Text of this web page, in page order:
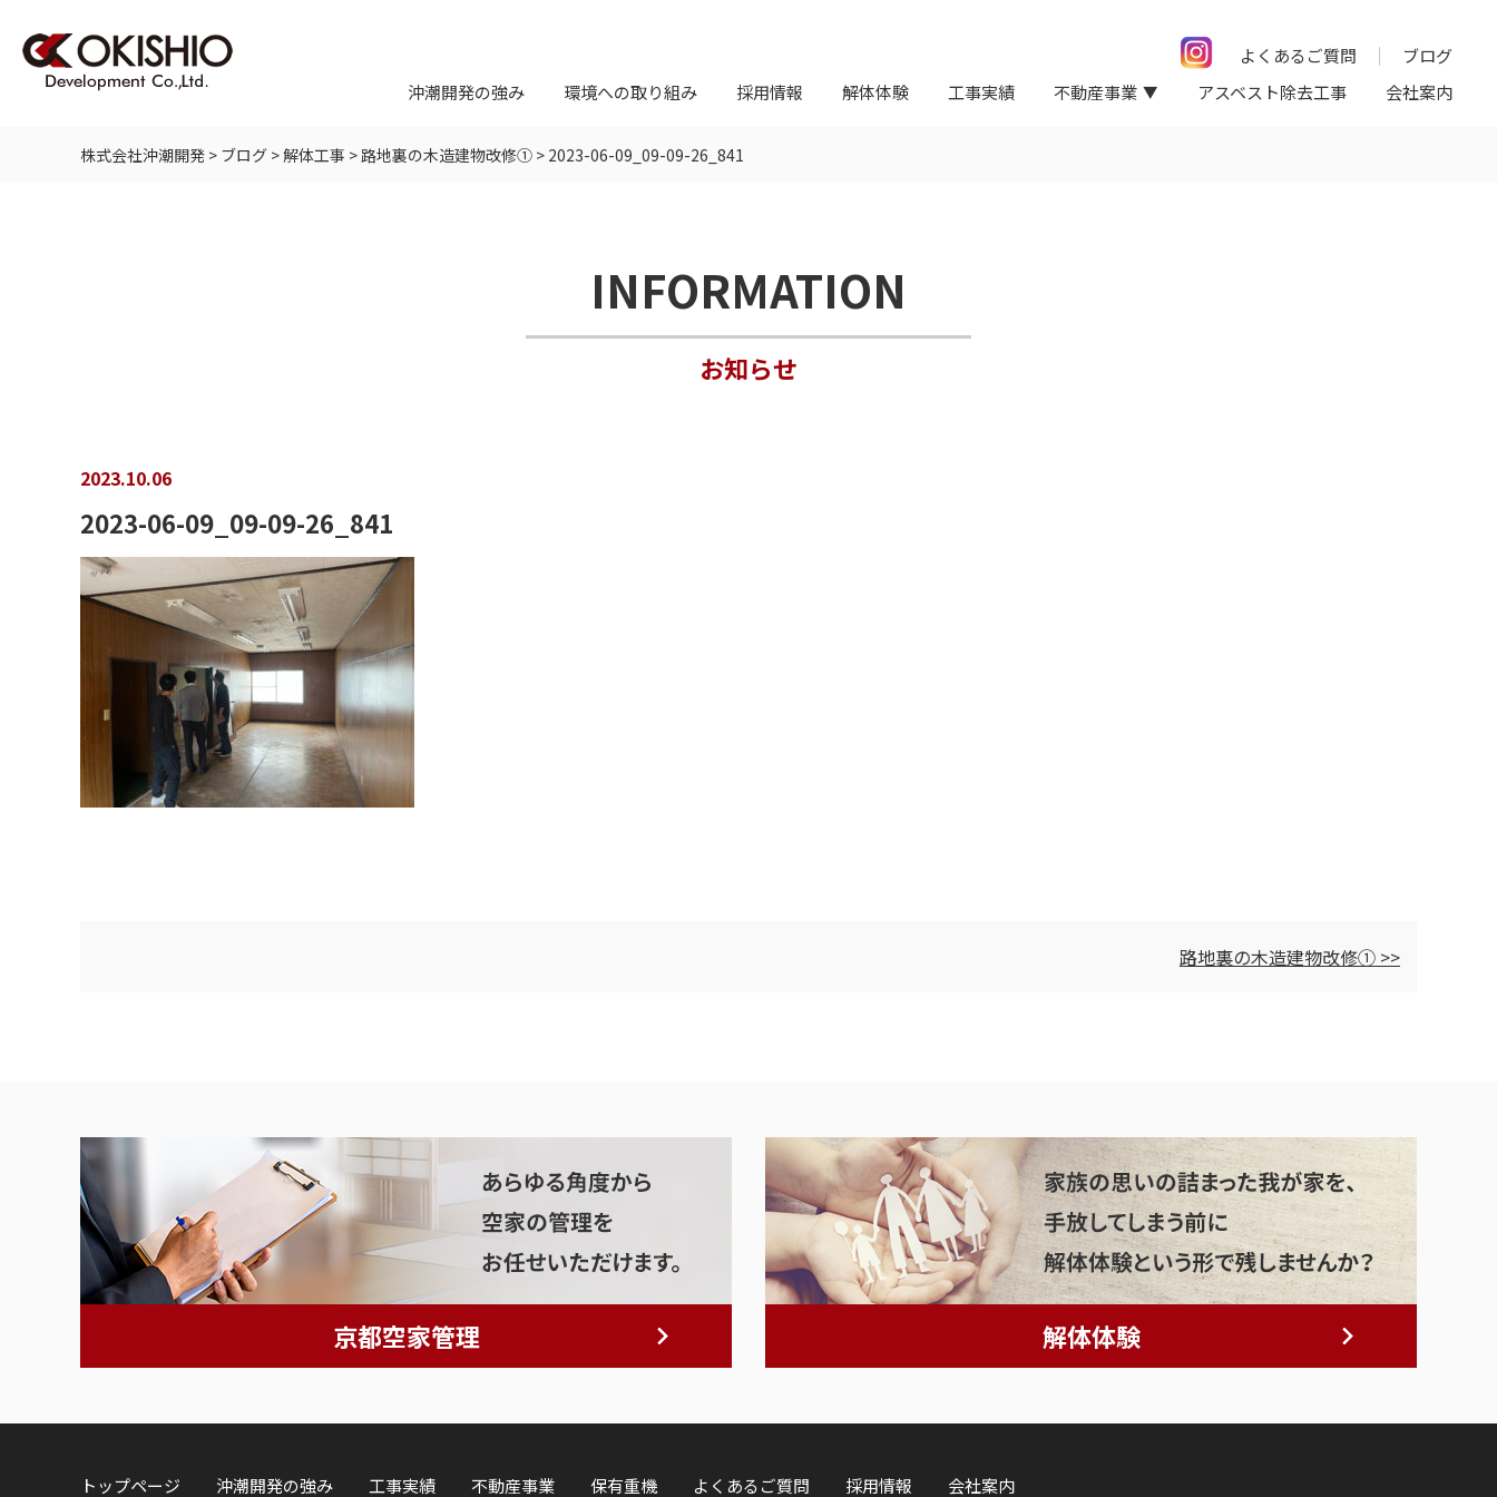
よくあるご質問
ブログ
沖潮開発の強み
環境への取り組み 採用情報 解体体験 工事実績 不動産事業 アスベスト除去工事 会社案内
株式会社沖潮開発 > ブログ >解体工事 >路地裏の木造建物改修① > 2023-06-09_09-09-26_841
INFORMATION
お知らせ
2023.10.06
2023-06-09_09-09-26_841
路地裏の木造建物改修① >>
京都空家管理 解体体験
トップページ 沖潮開発の強み 工事実績 不動産事業 保有重機 よくあるご質問 採用情報 会社案内